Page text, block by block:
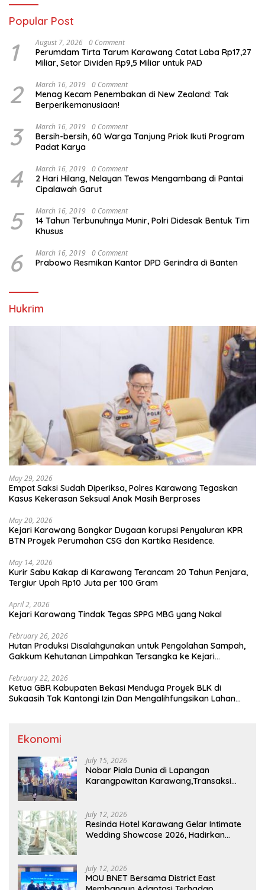
Popular Post
1 August 7, 2026 0 Comment
Perumdam Tirta Tarum Karawang Catat Laba Rp17,27
Miliar, Setor Dividen Rp9,5 Miliar untuk PAD
2 March 16, 2019 0 Comment
Menag Kecam Penembakan di New Zealand: Tak
Berperikemanusiaan!
3 March 16, 2019 0 Comment
Bersih-bersih, 60 Warga Tanjung Priok Ikuti Program
Padat Karya
4 March 16, 2019 0 Comment
2 Hari Hilang, Nelayan Tewas Mengambang di Pantai
Cipalawah Garut
5 March 16, 2019 0 Comment
14 Tahun Terbunuhnya Munir, Polri Didesak Bentuk Tim
Khusus
6 March 16, 2019 0 Comment
Prabowo Resmikan Kantor DPD Gerindra di Banten
Hukrim
May 29, 2026
Empat Saksi Sudah Diperiksa, Polres Karawang Tegaskan
Kasus Kekerasan Seksual Anak Masih Berproses
May 20, 2026
Kejari Karawang Bongkar Dugaan korupsi Penyaluran KPR
BTN Proyek Perumahan CSG dan Kartika Residence.
May 14, 2026
Kurir Sabu Kakap di Karawang Terancam 20 Tahun Penjara,
Tergiur Upah Rp10 Juta per 100 Gram
April 2, 2026
Kejari Karawang Tindak Tegas SPPG MBG yang Nakal
February 26, 2026
Hutan Produksi Disalahgunakan untuk Pengolahan Sampah,
Gakkum Kehutanan Limpahkan Tersangka ke Kejari
February 22, 2026
Ketua GBR Kabupaten Bekasi Menduga Proyek BLK di
Sukaasih Tak Kantongi Izin Dan Mengalihfungsikan Lahan
Ekonomi
July 15, 2026
Nobar Piala Dunia di Lapangan
Karangpawitan Karawang,Transaksi
July 12, 2026
Resinda Hotel Karawang Gelar Intimate
Wedding Showcase 2026, Hadirkan
July 12, 2026
MOU BNET Bersama District East